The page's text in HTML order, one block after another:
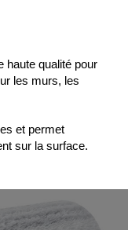
haute qualité pour
les murs, les
et permet
sur la surface.